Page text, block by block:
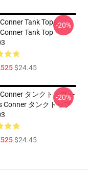
Tank Tops -
Tank Top
$24.45
-20%
タンクトップ - -
Conner タンクトップ
$24.45
-20%